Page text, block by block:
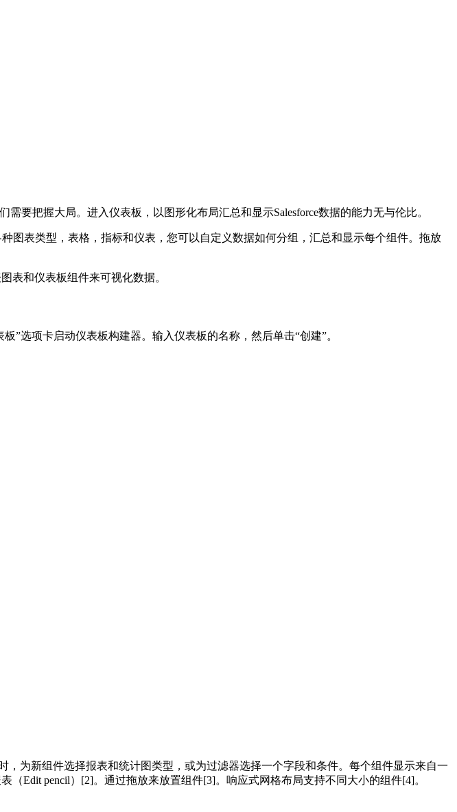
要把握大局。进入仪表板，以图形化布局汇总和显示Salesforce数据的能力无与伦比。
图表类型，表格，指标和仪表，您可以自定义数据如何分组，汇总和显示每个组件。拖放
表和仪表板组件来可视化数据。
”选项卡启动仪表板构建器。输入仪表板的名称，然后单击“创建”。
，为新组件选择报表和统计图类型，或为过滤器选择一个字段和条件。每个组件显示来自一
Edit pencil）[2]。通过拖放来放置组件[3]。响应式网格布局支持不同大小的组件[4]。